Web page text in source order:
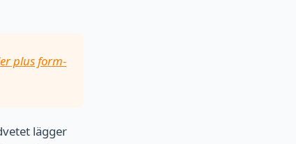
plus form-
lägger